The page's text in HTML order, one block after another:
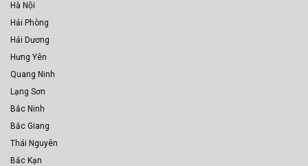
Hà Nội
Hải Phòng
Hải Dương
Hưng Yên
Quang Ninh
Lạng Sơn
Bắc Ninh
Bắc Giang
Thái Nguyên
Bắc Kạn